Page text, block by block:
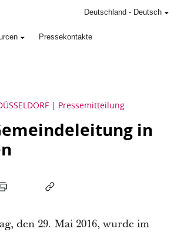
Pressekontakte
Deutschland - Deutsch
Pressemitteilung
in
den 29. Mai 2016, wurde im